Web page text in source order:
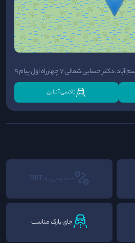
حسابی شمالی 7 چهارراه اول پیام 9
تاکسی آنلاین
دسترسی به BRT
جای پارک مناسب